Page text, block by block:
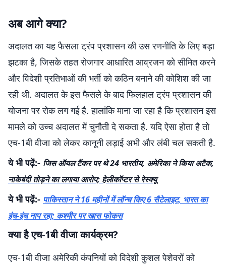
अब आगे क्या?
अदालत का यह फैसला ट्रंप प्रशासन की उस रणनीति के लिए बड़ा
झटका है, जिसके तहत रोजगार आधारित आव्रजन को सीमित करने
और विदेशी प्रतिभाओं की भर्ती को कठिन बनाने की कोशिश की जा
रही थी. अदालत के इस फैसले के बाद फिलहाल ट्रंप प्रशासन की
योजना पर रोक लग गई है. हालांकि माना जा रहा है कि प्रशासन इस
मामले को उच्च अदालत में चुनौती दे सकता है. यदि ऐसा होता है तो
एच-1बी वीजा को लेकर कानूनी लड़ाई अभी और लंबी चल सकती है.
ये भी पढ़ें:- जिस ऑयल टैंकर पर थे 24 भारतीय, अमेरिका ने किया अटैक,
नाकेबंदी तोड़ने का लगाया आरोप; हेलीकॉप्टर से रेस्क्यू
ये भी पढ़ें:- पाकिस्तान ने 16 महीनों में लॉन्च किए 6 सैटेलाइट, भारत का
इंच-इंच नाप रहा; कश्मीर पर खास फोकस
क्या है एच-1बी वीजा कार्यक्रम?
एच-1बी वीजा अमेरिकी कंपनियों को विदेशी कुशल पेशेवरों को